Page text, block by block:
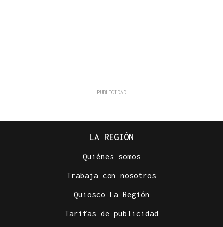
LA REGIÓN
Quiénes somos
Trabaja con nosotros
Quiosco La Región
Tarifas de publicidad